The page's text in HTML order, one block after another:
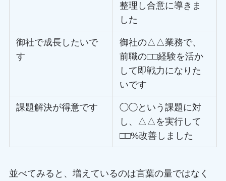
整理し合意に導きま
した
御社で成長したいで
す
御社の△△業務で、
前職の□□経験を活か
して即戦力になりた
いです
課題解決が得意です
◯◯という課題に対
し、△△を実行して
□□%改善しました
並べてみると、増えているのは言葉の量ではなく